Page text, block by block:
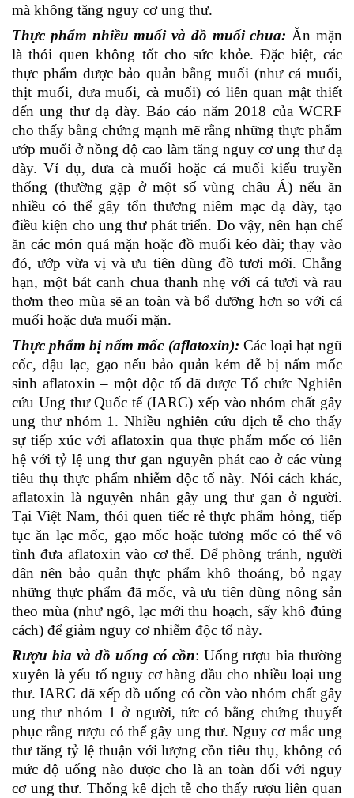
mà không tăng nguy cơ ung thư.
Thực phẩm nhiều muối và đồ muối chua: Ăn mặn
là thói quen không tốt cho sức khỏe. Đặc biệt, các
thực phẩm được bảo quản bằng muối (như cá muối,
thịt muối, dưa muối, cà muối) có liên quan mật thiết
đến ung thư dạ dày. Báo cáo năm 2018 của WCRF
cho thấy bằng chứng mạnh mẽ rằng những thực phẩm
ướp muối ở nồng độ cao làm tăng nguy cơ ung thư dạ
dày. Ví dụ, dưa cà muối hoặc cá muối kiểu truyền
thống (thường gặp ở một số vùng châu Á) nếu ăn
nhiều có thể gây tổn thương niêm mạc dạ dày, tạo
điều kiện cho ung thư phát triển. Do vậy, nên hạn chế
ăn các món quá mặn hoặc đồ muối kéo dài; thay vào
đó, ướp vừa vị và ưu tiên dùng đồ tươi mới. Chẳng
hạn, một bát canh chua thanh nhẹ với cá tươi và rau
thơm theo mùa sẽ an toàn và bổ dưỡng hơn so với cá
muối hoặc dưa muối mặn.
Thực phẩm bị nấm mốc (aflatoxin): Các loại hạt ngũ
cốc, đậu lạc, gạo nếu bảo quản kém dễ bị nấm mốc
sinh aflatoxin – một độc tố đã được Tổ chức Nghiên
cứu Ung thư Quốc tế (IARC) xếp vào nhóm chất gây
ung thư nhóm 1. Nhiều nghiên cứu dịch tễ cho thấy
sự tiếp xúc với aflatoxin qua thực phẩm mốc có liên
hệ với tỷ lệ ung thư gan nguyên phát cao ở các vùng
tiêu thụ thực phẩm nhiễm độc tố này. Nói cách khác,
aflatoxin là nguyên nhân gây ung thư gan ở người.
Tại Việt Nam, thói quen tiếc rẻ thực phẩm hỏng, tiếp
tục ăn lạc mốc, gạo mốc hoặc tương mốc có thể vô
tình đưa aflatoxin vào cơ thể. Để phòng tránh, người
dân nên bảo quản thực phẩm khô thoáng, bỏ ngay
những thực phẩm đã mốc, và ưu tiên dùng nông sản
theo mùa (như ngô, lạc mới thu hoạch, sấy khô đúng
cách) để giảm nguy cơ nhiễm độc tố này.
Rượu bia và đồ uống có cồn: Uống rượu bia thường
xuyên là yếu tố nguy cơ hàng đầu cho nhiều loại ung
thư. IARC đã xếp đồ uống có cồn vào nhóm chất gây
ung thư nhóm 1 ở người, tức có bằng chứng thuyết
phục rằng rượu có thể gây ung thư. Nguy cơ mắc ung
thư tăng tỷ lệ thuận với lượng cồn tiêu thụ, không có
mức độ uống nào được cho là an toàn đối với nguy
cơ ung thư. Thống kê dịch tễ cho thấy rượu liên quan